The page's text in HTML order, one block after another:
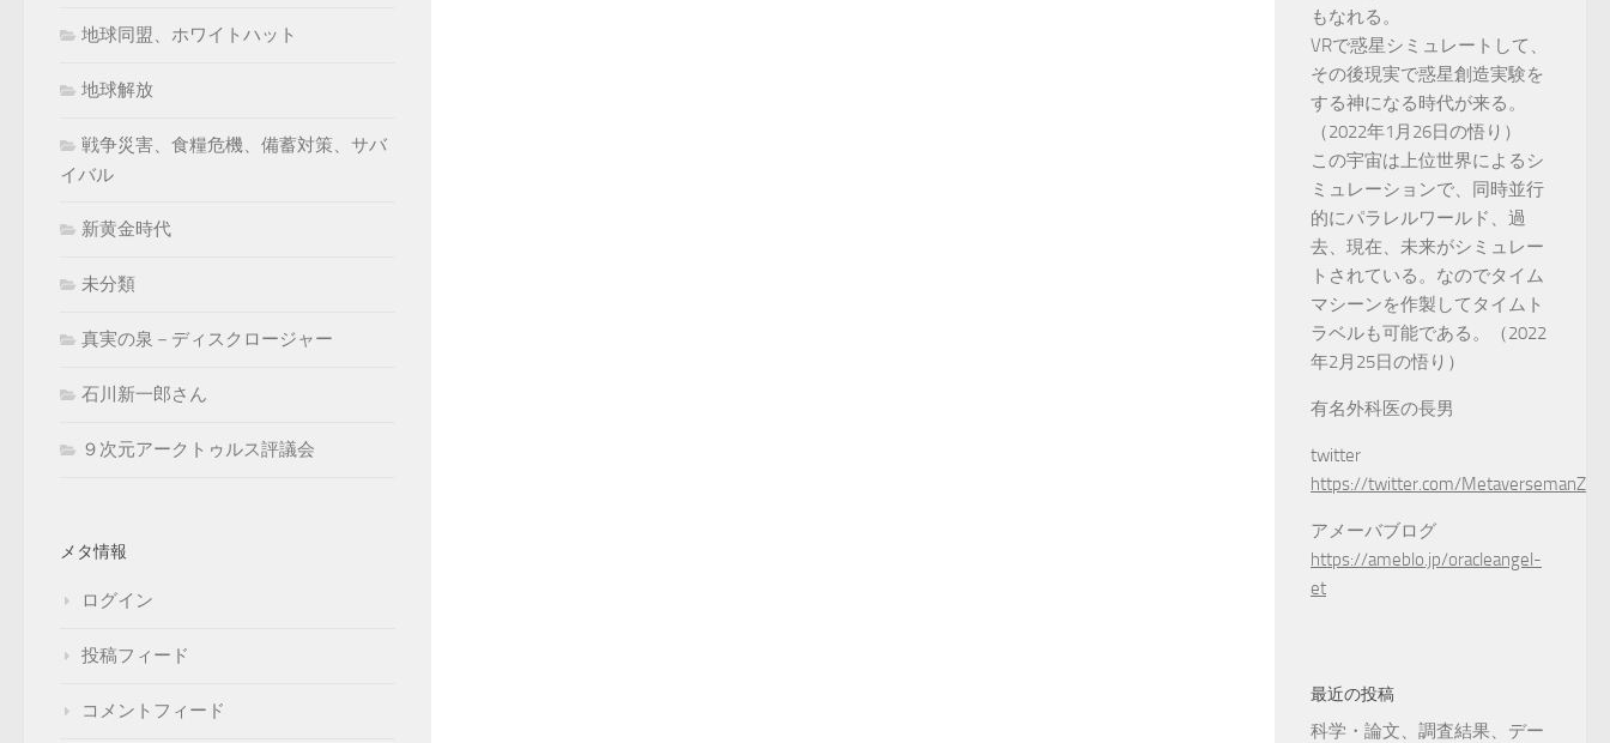
地球同盟、ホワイトハット
地球解放
戦争災害、食糧危機、備蓄対策、サバ
イバル
新黄金時代
未分類
真実の泉－ディスクロージャー
石川新一郎さん
９次元アークトゥルス評議会
メタ情報
ログイン
投稿フィード
コメントフィード
もなれる。
VRで惑星シミュレートして、
その後現実で惑星創造実験を
する神になる時代が来る。
（2022年1月26日の悟り）
この宇宙は上位世界によるシ
ミュレーションで、同時並行
的にパラレルワールド、過
去、現在、未来がシミュレー
トされている。なのでタイム
マシーンを作製してタイムト
ラベルも可能である。（2022
年2月25日の悟り）
有名外科医の長男
twitter
https://twitter.com/MetaversemanZ
アメーバブログ
https://ameblo.jp/oracleangel-
et
最近の投稿
科学・論文、調査結果、デー